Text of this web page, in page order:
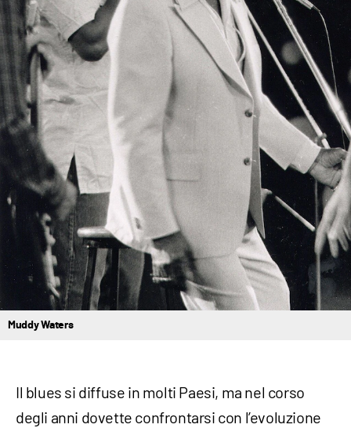
Muddy Waters
Il blues si diffuse in molti Paesi, ma nel corso
degli anni dovette confrontarsi con l’evoluzione